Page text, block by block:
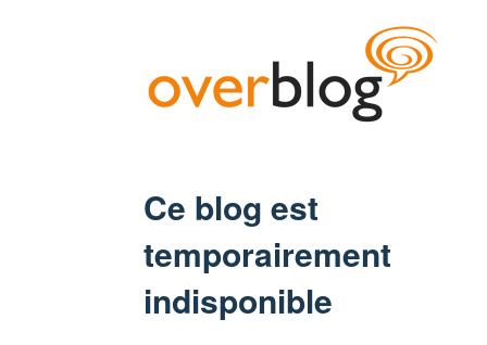
Ce blog est
temporairement
indisponible